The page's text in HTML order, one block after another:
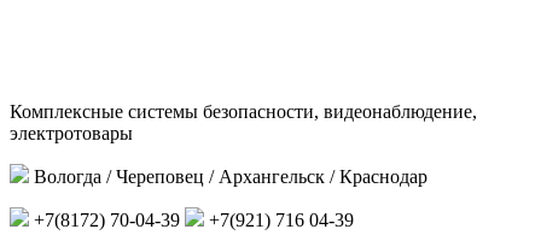
Комплексные системы безопасности, видеонаблюдение,
электротовары
Вологда / Череповец / Архангельск / Краснодар
+7(8172) 70-04-39
+7(921) 716 04-39